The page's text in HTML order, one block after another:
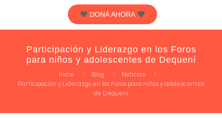
DONÁ AHORA
Participación y Liderazgo en los Foros
para niños y adolescentes de Dequení
Inicio Blog
Noticias
Participación y Liderazgo en los Foros para niños y adolescentes
de Dequení